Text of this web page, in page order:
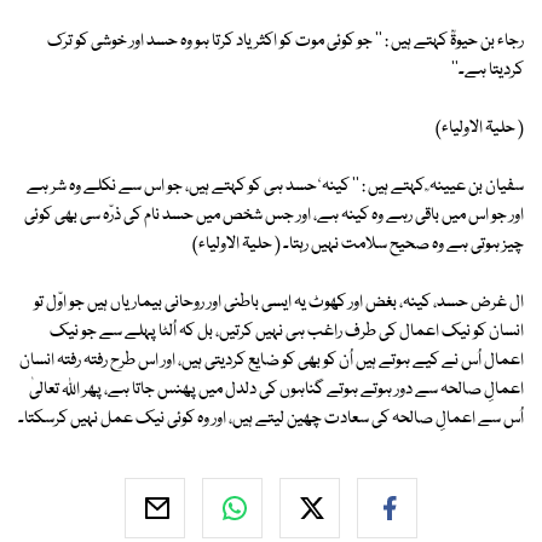
رجاء بن حیوۃؒ کہتے ہیں : '' جو کوئی موت کو اکثر یاد کرتا ہو وہ حسد اور خوشی کو ترک
کردیتا ہے۔''
( حلیۃ الاولیاء)
سفیان بن عیینہ ؒ کہتے ہیں : '' کینہ ٗ حسد ہی کو کہتے ہیں، جو اس سے نکلے وہ شر ہے
اور جو اس میں باقی رہے وہ کینہ ہے، اور جس شخص میں حسد نام کی ذرّہ سی بھی کوئی
چیز ہوتی ہے وہ صحیح سلامت نہیں رہتا۔ ( حلیۃ الاولیاء)
ال غرض حسد، کینہ، بغض اور کھوٹ یہ ایسی باطنی اور روحانی بیماریاں ہیں جو اوّل تو
انسان کو نیک اعمال کی طرف راغب ہی نہیں کرتیں، بل کہ اُلٹا پہلے سے جو نیک
اعمال اُس نے کیے ہوتے ہیں اُن کو بھی کو ضایع کردیتی ہیں، اور اس طرح رفتہ رفتہ انسان
اعمالِ صالحہ سے دور ہوتے ہوتے گناہوں کی دلدل میں پھنس جاتا ہے، پھر اللہ تعالیٰ
اُس سے اعمالِ صالحہ کی سعادت چھین لیتے ہیں، اور وہ کوئی نیک عمل نہیں کرسکتا۔